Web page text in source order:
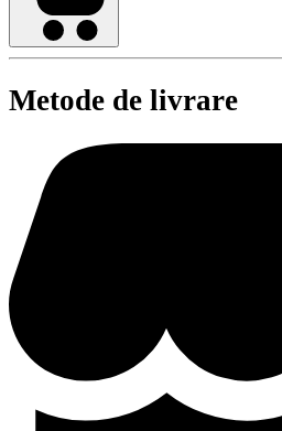
Metode de livrare